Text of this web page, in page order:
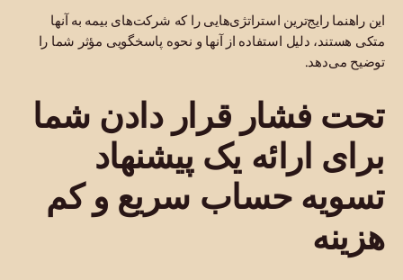
این راهنما رایج‌ترین استراتژی‌هایی را که شرکت‌های بیمه به آنها
متکی هستند، دلیل استفاده از آنها و نحوه پاسخگویی مؤثر شما را
توضیح می‌دهد.
تحت فشار قرار دادن شما
برای ارائه یک پیشنهاد
تسویه حساب سریع و کم
هزینه